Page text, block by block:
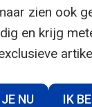
zien ook
en krijg
NU IK